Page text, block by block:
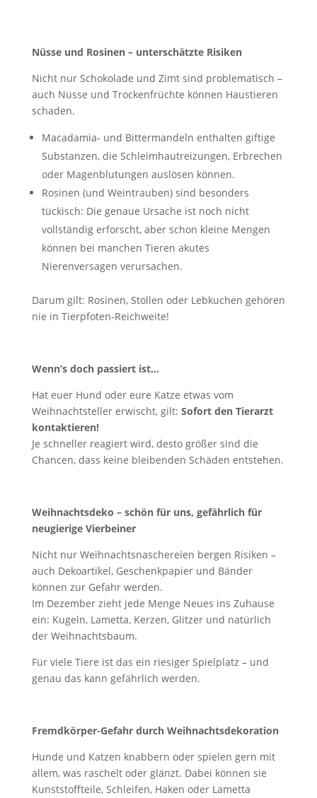
Nüsse und Rosinen – unterschätzte Risiken
Nicht nur Schokolade und Zimt sind problematisch –
auch Nüsse und Trockenfrüchte können Haustieren
schaden.
Macadamia- und Bittermandeln enthalten giftige
Substanzen, die Schleimhautreizungen, Erbrechen
oder Magenblutungen auslösen können.
Rosinen (und Weintrauben) sind besonders
tückisch: Die genaue Ursache ist noch nicht
vollständig erforscht, aber schon kleine Mengen
können bei manchen Tieren akutes
Nierenversagen verursachen.
Darum gilt: Rosinen, Stollen oder Lebkuchen gehören
nie in Tierpfoten-Reichweite!
Wenn’s doch passiert ist…
Hat euer Hund oder eure Katze etwas vom
Weihnachtsteller erwischt, gilt: Sofort den Tierarzt
kontaktieren!
Je schneller reagiert wird, desto größer sind die
Chancen, dass keine bleibenden Schäden entstehen.
Weihnachtsdeko – schön für uns, gefährlich für
neugierige Vierbeiner
Nicht nur Weihnachtsnaschereien bergen Risiken –
auch Dekoartikel, Geschenkpapier und Bänder
können zur Gefahr werden.
Im Dezember zieht jede Menge Neues ins Zuhause
ein: Kugeln, Lametta, Kerzen, Glitzer und natürlich
der Weihnachtsbaum.
Für viele Tiere ist das ein riesiger Spielplatz – und
genau das kann gefährlich werden.
Fremdkörper-Gefahr durch Weihnachtsdekoration
Hunde und Katzen knabbern oder spielen gern mit
allem, was raschelt oder glänzt. Dabei können sie
Kunststoffteile, Schleifen, Haken oder Lametta